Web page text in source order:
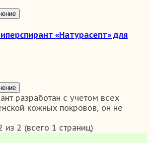
«Натурасепт» для
разработан с учетом всех
кожных покровов, он не
из 2 (всего 1 страниц)